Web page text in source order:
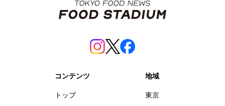
コンテンツ
トップ
地域
東京